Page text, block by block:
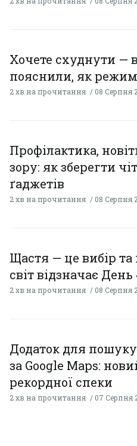
Хочете схуднути —
пояснили, як
2 хв на прочитання 08 Серпня
Профілактика,
зору: як зберегти
ґаджетів
2 хв на прочитання 08 Серпня
Щастя — це вибір
світ відзначає
2 хв на прочитання 08 Серпня
Додаток для
за Google Maps:
рекордної спеки
2 хв на прочитання 07 Серпня